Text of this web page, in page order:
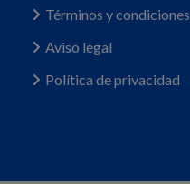
Términos y condiciones
Aviso legal
Política de privacidad